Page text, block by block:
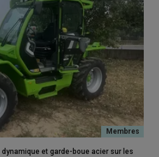
et garde-boue acier sur les